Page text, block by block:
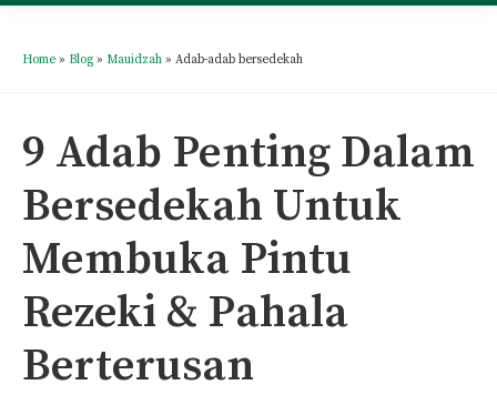
Home » Blog » Mauidzah » Adab-adab bersedekah
9 Adab Penting Dalam
Bersedekah Untuk
Membuka Pintu
Rezeki & Pahala
Berterusan